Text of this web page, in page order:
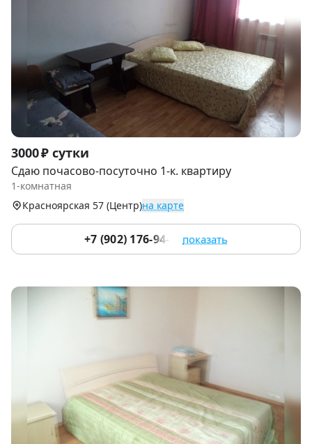
Item
1
of
3000 ₽ сутки
Сдаю почасово-посуточно 1-к. квартиру
1-комнатная
Красноярская 57 (Центр)на карте
+7 (902) 176-94-20 показать